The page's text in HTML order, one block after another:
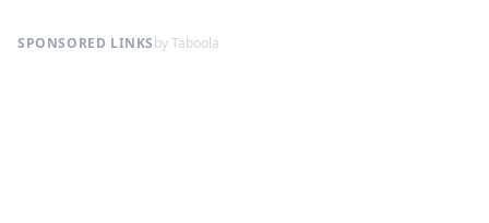
SPONSORED LINKSby Taboola